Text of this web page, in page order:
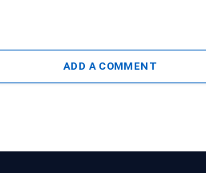
ADD A COMMENT